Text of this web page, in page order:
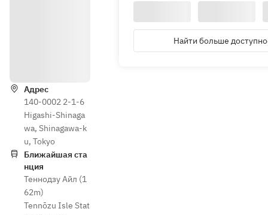
Адрес
140-0002 2-1-6
Higashi-Shinaga
wa, Shinagawa-k
u, Tokyo
Ближайшая ста
нция
Теннодзу Айл (1
62m)
Tennōzu Isle Stat
Найти больше